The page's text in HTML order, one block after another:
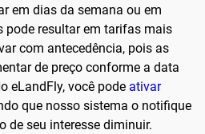
em dias da semana ou em
pode resultar em tarifas mais
com antecedência, pois as
de preço conforme a data
eLandFly, você pode ativar
que nosso sistema o notifique
de seu interesse diminuir.